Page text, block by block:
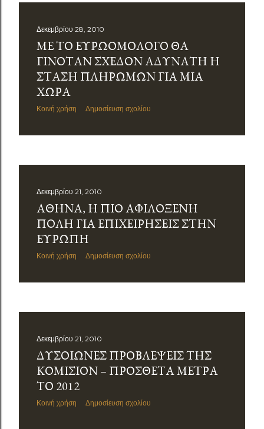
Δεκεμβρίου 28, 2010
ΜΕ ΤΟ ΕΥΡΩΟΜΌΛΟΓΟ ΘΑ
ΓΙΝΌΤΑΝ ΣΧΕΔΌΝ ΑΔΎΝΑΤΗ Η
ΣΤΆΣΗ ΠΛΗΡΩΜΏΝ ΓΙΑ ΜΙΑ
ΧΏΡΑ
Κοινή χρήση Δημοσίευση σχολίου
Δεκεμβρίου 21, 2010
ΑΘΉΝΑ, Η ΠΙΟ ΑΦΙΛΌΞΕΝΗ
ΠΌΛΗ ΓΙΑ ΕΠΙΧΕΙΡΉΣΕΙΣ ΣΤΗΝ
ΕΥΡΏΠΗ
Κοινή χρήση Δημοσίευση σχολίου
Δεκεμβρίου 21, 2010
ΔΥΣΟΊΩΝΕΣ ΠΡΟΒΛΈΨΕΙΣ ΤΗΣ
ΚΟΜΙΣΙΌΝ – ΠΡΌΣΘΕΤΑ ΜΈΤΡΑ
ΤΟ 2012
Κοινή χρήση Δημοσίευση σχολίου